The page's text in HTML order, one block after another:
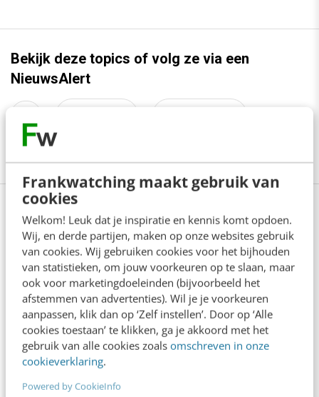
Frankwatching maakt gebruik van
cookies
Welkom! Leuk dat je inspiratie en kennis komt opdoen.
Wij, en derde partijen, maken op onze websites gebruik
van cookies. Wij gebruiken cookies voor het bijhouden
van statistieken, om jouw voorkeuren op te slaan, maar
ook voor marketingdoeleinden (bijvoorbeeld het
afstemmen van advertenties). Wil je je voorkeuren
aanpassen, klik dan op ‘Zelf instellen’. Door op ‘Alle
cookies toestaan’ te klikken, ga je akkoord met het
gebruik van alle cookies zoals omschreven in onze
cookieverklaring.
Powered by CookieInfo
Bekijk deze topics of volg ze via een
NieuwsAlert
Lees 13 reacties Delen
Over de auteur
Martijn de KlerkvanDe
Online Tekstschrijver
Martijn is bi-tekstueel: hij wordt